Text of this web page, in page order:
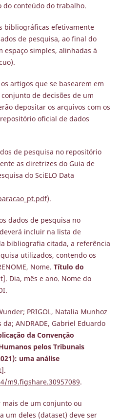
do conteúdo do trabalho.
bibliográficas efetivamente
de pesquisa, ao final do
espaço simples, alinhadas à
artigos que se basearem em
de decisões de um
depositar os arquivos com os
oficial de dados
de pesquisa no repositório
as diretrizes do Guia de
do SciELO Data
).
dados de pesquisa no
incluir na lista de
bibliografia citada, a referência
utilizados, contendo os
Nome. Título do
Dia, mês e ano. Nome do
PRIGOL, Natalia Munhoz
da; ANDRADE, Gabriel Eduardo
da Convenção
pelos Tribunais
uma análise
m9.figshare.30957089.
de um conjunto ou
um deles (dataset) deve ser